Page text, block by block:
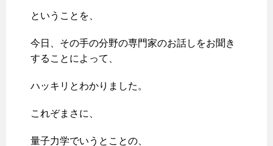
ということを、
今日、その手の分野の専門家のお話しをお聞き
することによって、
ハッキリとわかりました。
これぞまさに、
量子力学でいうとことの、